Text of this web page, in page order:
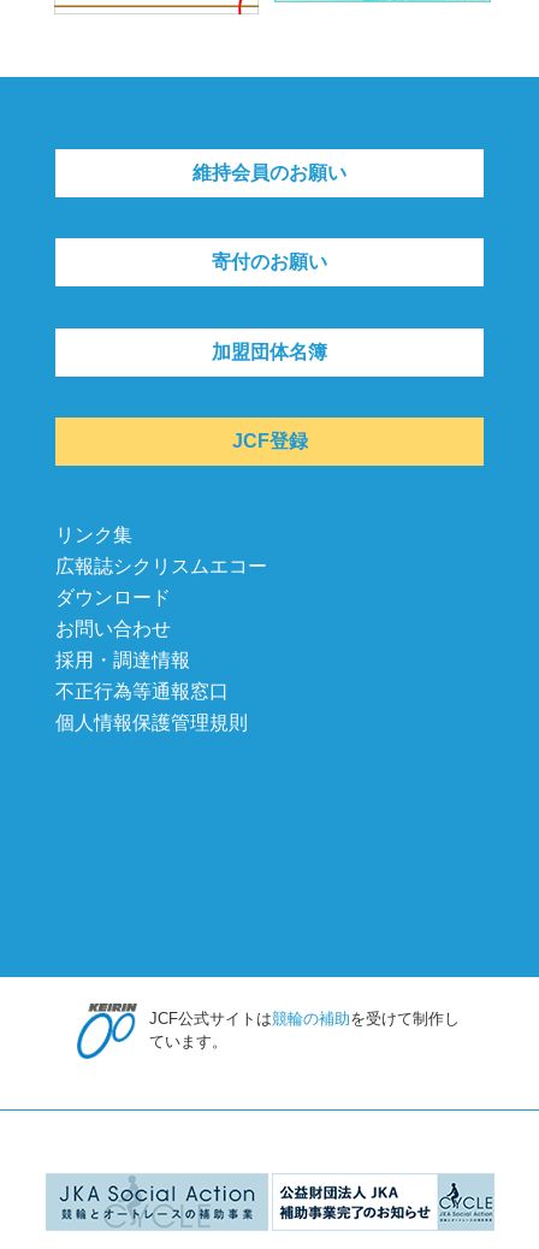
維持会員のお願い
寄付のお願い
加盟団体名簿
JCF登録
リンク集
広報誌シクリスムエコー
ダウンロード
お問い合わせ
採用・調達情報
不正行為等通報窓口
個人情報保護管理規則
JCF公式サイトは競輪の補助を受けて制作し
ています。